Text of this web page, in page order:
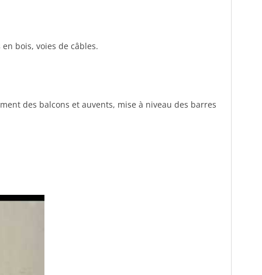
bois, voies de câbles.
des balcons et auvents, mise à niveau des barres